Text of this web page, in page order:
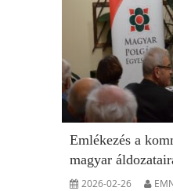
Emlékezés a
magyar
2026-02-26